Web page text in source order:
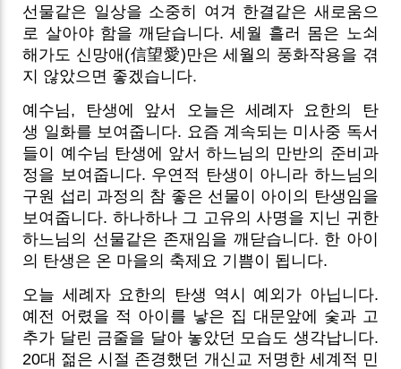
선물같은 일상을 소중히 여겨 한결같은 새로움으
로 살아야 함을 깨닫습니다. 세월 흘러 몸은 노쇠
해가도 신망애(信望愛)만은 세월의 풍화작용을 겪
지 않았으면 좋겠습니다.
예수님, 탄생에 앞서 오늘은 세례자 요한의 탄
생 일화를 보여줍니다. 요즘 계속되는 미사중 독서
들이 예수님 탄생에 앞서 하느님의 만반의 준비과
정을 보여줍니다. 우연적 탄생이 아니라 하느님의
구원 섭리 과정의 참 좋은 선물이 아이의 탄생임을
보여줍니다. 하나하나 그 고유의 사명을 지닌 귀한
하느님의 선물같은 존재임을 깨닫습니다. 한 아이
의 탄생은 온 마을의 축제요 기쁨이 됩니다.
오늘 세례자 요한의 탄생 역시 예외가 아닙니다.
예전 어렸을 적 아이를 낳은 집 대문앞에 숯과 고
추가 달린 금줄을 달아 놓았던 모습도 생각납니다.
20대 젊은 시절 존경했던 개신교 저명한 세계적 민